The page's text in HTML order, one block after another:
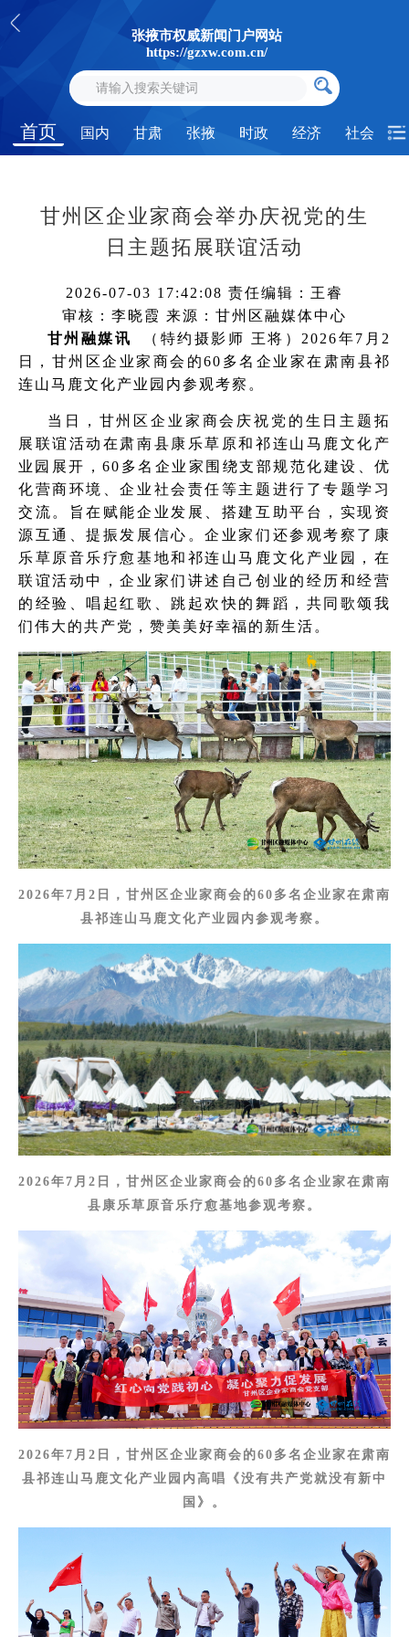
张掖市权威新闻门户网站
https://gzxw.com.cn/
首页 国内 甘肃 张掖 时政 经济 社会
甘州区企业家商会举办庆祝党的生
日主题拓展联谊活动
2026-07-03 17:42:08 责任编辑：王睿
审核：李晓霞 来源：甘州区融媒体中心
甘州融媒讯
（特约摄影师 王将）2026年7月2
日，甘州区企业家商会的60多名企业家在肃南县祁
连山马鹿文化产业园内参观考察。
当日，甘州区企业家商会庆祝党的生日主题拓
展联谊活动在肃南县康乐草原和祁连山马鹿文化产
业园展开，60多名企业家围绕支部规范化建设、优
化营商环境、企业社会责任等主题进行了专题学习
交流。旨在赋能企业发展、搭建互助平台，实现资
源互通、提振发展信心。企业家们还参观考察了康
乐草原音乐疗愈基地和祁连山马鹿文化产业园，在
联谊活动中，企业家们讲述自己创业的经历和经营
的经验、唱起红歌、跳起欢快的舞蹈，共同歌颂我
们伟大的共产党，赞美美好幸福的新生活。
2026年7月2日，甘州区企业家商会的60多名企业家在肃南
县祁连山马鹿文化产业园内参观考察。
2026年7月2日，甘州区企业家商会的60多名企业家在肃南
县康乐草原音乐疗愈基地参观考察。
2026年7月2日，甘州区企业家商会的60多名企业家在肃南
县祁连山马鹿文化产业园内高唱《没有共产党就没有新中
国》。